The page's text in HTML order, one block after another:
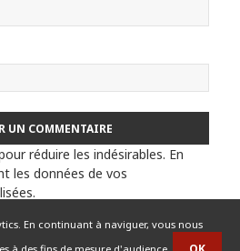
En continuant à naviguer, vous nous
à des fins de mesure d'audience.
réduire les indésirables. En
les données de vos
.